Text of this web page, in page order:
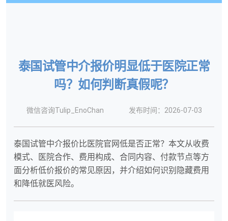
泰国试管中介报价明显低于医院正常
吗？如何判断真假呢？
微信咨询Tulip_EnoChan 发布时间：2026-07-03
泰国试管中介报价比医院官网低是否正常？本文从收费
模式、医院合作、费用构成、合同内容、付款节点等方
面分析低价报价的常见原因，并介绍如何识别隐藏费用
和降低就医风险。